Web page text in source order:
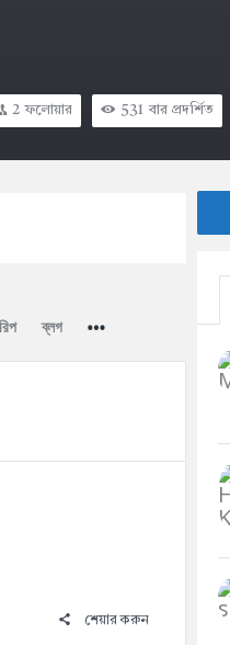
531 বার প্রদর্শিত
2 ফলোয়ার
ব্লগ
শেয়ার করুন